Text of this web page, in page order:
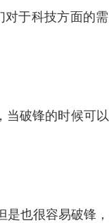
于科技方面的
破锋的时候可
也很容易破锋